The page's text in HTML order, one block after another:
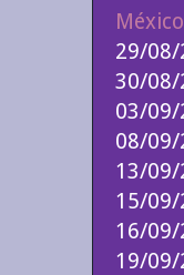
29/
30/
03/
08/
13/09/
15/
16/
19/